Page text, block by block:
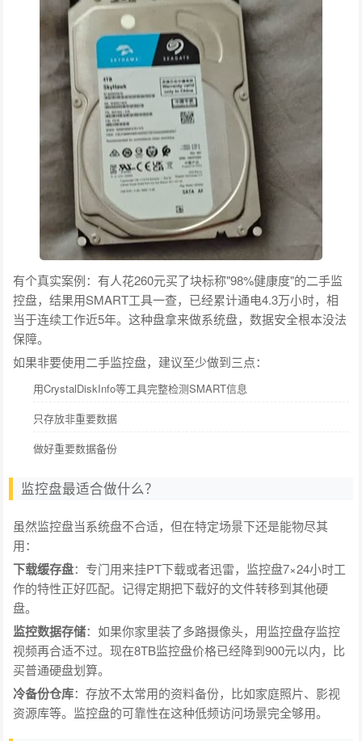
有个真实案例：有人花260元买了块标称"98%健康度"的二手监
控盘，结果用SMART工具一查，已经累计通电4.3万小时，相
当于连续工作近5年。这种盘拿来做系统盘，数据安全根本没法
保障。
如果非要使用二手监控盘，建议至少做到三点：
用CrystalDiskInfo等工具完整检测SMART信息
只存放非重要数据
做好重要数据备份
监控盘最适合做什么？
虽然监控盘当系统盘不合适，但在特定场景下还是能物尽其
用：
下载缓存盘：专门用来挂PT下载或者迅雷，监控盘7×24小时工
作的特性正好匹配。记得定期把下载好的文件转移到其他硬
盘。
监控数据存储：如果你家里装了多路摄像头，用监控盘存监控
视频再合适不过。现在8TB监控盘价格已经降到900元以内，比
买普通硬盘划算。
冷备份仓库：存放不太常用的资料备份，比如家庭照片、影视
资源库等。监控盘的可靠性在这种低频访问场景完全够用。